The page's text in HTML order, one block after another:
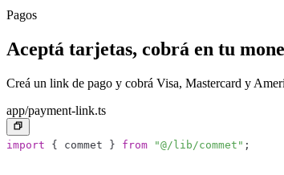
Pagos
Aceptá tarjetas, cobrá en tu
Creá un link de pago y cobrá Visa, Mastercard y
app/payment-link.ts
import { commet } from "@/lib/commet" ;